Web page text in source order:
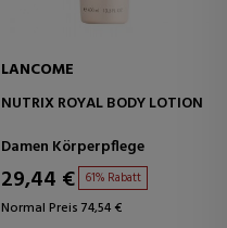
LANCOME
NUTRIX ROYAL BODY LOTION
Damen Körperpflege
29,44 € 61% Rabatt
Normal Preis 74,54 €